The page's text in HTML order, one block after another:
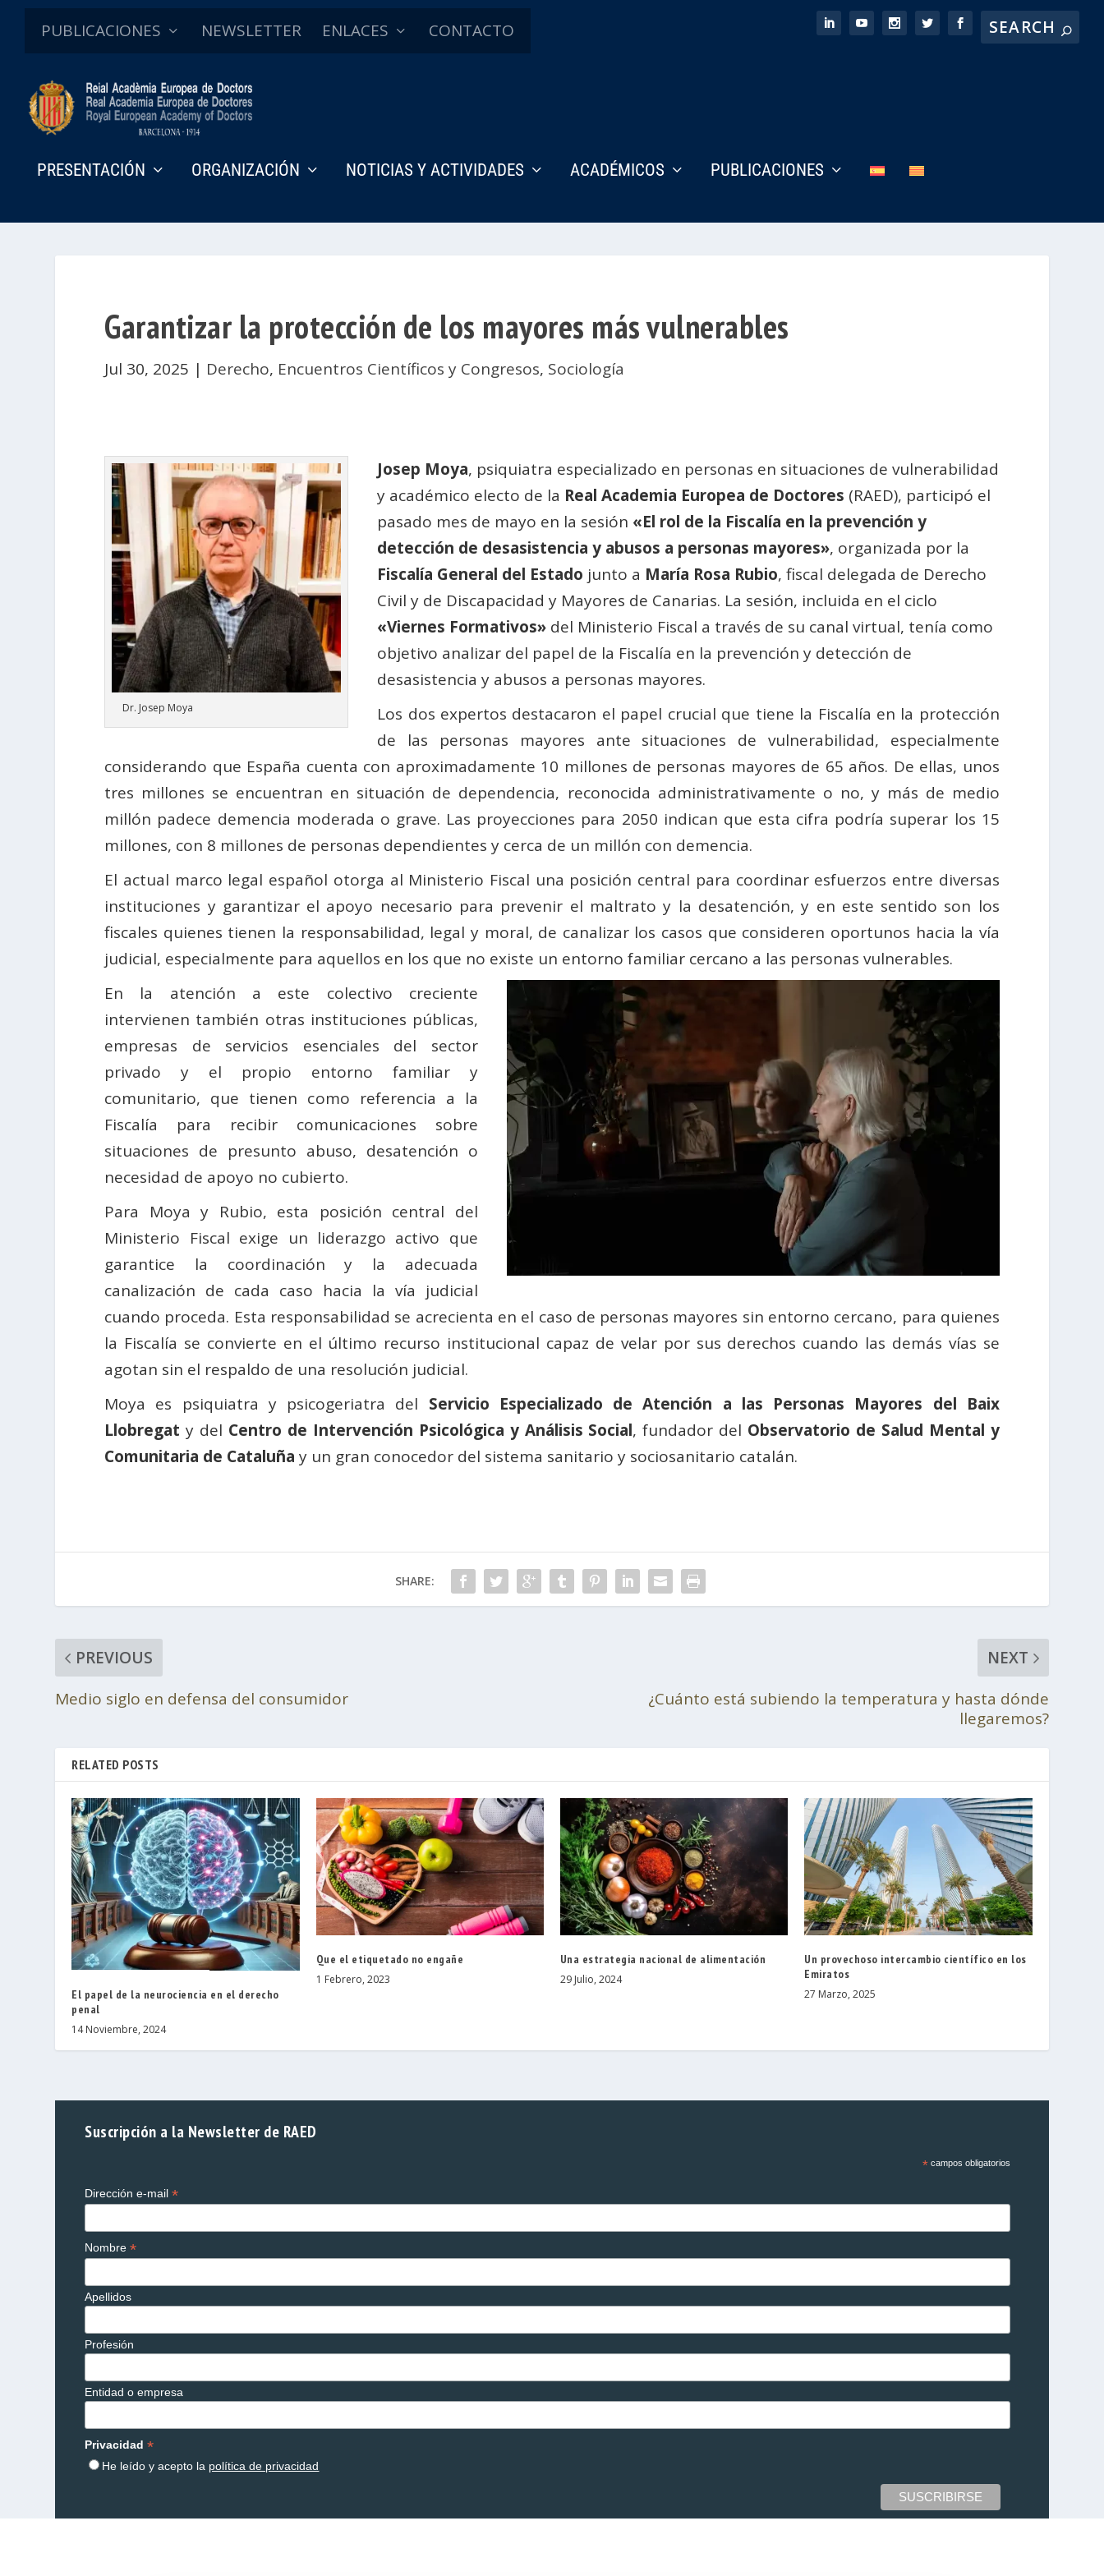
PUBLICACIONES NEWSLETTER ENLACES CONTACTO
PRESENTACIÓN ORGANIZACIÓN NOTICIAS Y ACTIVIDADES ACADÉMICOS PUBLICACIONES
Garantizar la protección de los mayores más vulnerables
Jul 30, 2025 | Derecho, Encuentros Científicos y Congresos, Sociología
Dr. Josep Moya
Josep Moya, psiquiatra especializado en personas en situaciones de vulnerabilidad
y académico electo de la Real Academia Europea de Doctores (RAED), participó el
pasado mes de mayo en la sesión «El rol de la Fiscalía en la prevención y
detección de desasistencia y abusos a personas mayores», organizada por la
Fiscalía General del Estado junto a María Rosa Rubio, fiscal delegada de Derecho
Civil y de Discapacidad y Mayores de Canarias. La sesión, incluida en el ciclo
«Viernes Formativos» del Ministerio Fiscal a través de su canal virtual, tenía como
objetivo analizar del papel de la Fiscalía en la prevención y detección de
desasistencia y abusos a personas mayores.
Los dos expertos destacaron el papel crucial que tiene la Fiscalía en la protección
de las personas mayores ante situaciones de vulnerabilidad, especialmente
considerando que España cuenta con aproximadamente 10 millones de personas mayores de 65 años. De ellas, unos
tres millones se encuentran en situación de dependencia, reconocida administrativamente o no, y más de medio
millón padece demencia moderada o grave. Las proyecciones para 2050 indican que esta cifra podría superar los 15
millones, con 8 millones de personas dependientes y cerca de un millón con demencia.
El actual marco legal español otorga al Ministerio Fiscal una posición central para coordinar esfuerzos entre diversas
instituciones y garantizar el apoyo necesario para prevenir el maltrato y la desatención, y en este sentido son los
fiscales quienes tienen la responsabilidad, legal y moral, de canalizar los casos que consideren oportunos hacia la vía
judicial, especialmente para aquellos en los que no existe un entorno familiar cercano a las personas vulnerables.
En la atención a este colectivo creciente
intervienen también otras instituciones públicas,
empresas de servicios esenciales del sector
privado y el propio entorno familiar y
comunitario, que tienen como referencia a la
Fiscalía para recibir comunicaciones sobre
situaciones de presunto abuso, desatención o
necesidad de apoyo no cubierto.
Para Moya y Rubio, esta posición central del
Ministerio Fiscal exige un liderazgo activo que
garantice la coordinación y la adecuada
canalización de cada caso hacia la vía judicial
cuando proceda. Esta responsabilidad se acrecienta en el caso de personas mayores sin entorno cercano, para quienes
la Fiscalía se convierte en el último recurso institucional capaz de velar por sus derechos cuando las demás vías se
agotan sin el respaldo de una resolución judicial.
Moya es psiquiatra y psicogeriatra del Servicio Especializado de Atención a las Personas Mayores del Baix
Llobregat y del Centro de Intervención Psicológica y Análisis Social, fundador del Observatorio de Salud Mental y
Comunitaria de Cataluña y un gran conocedor del sistema sanitario y sociosanitario catalán.
SHARE:
PREVIOUS
Medio siglo en defensa del consumidor
NEXT
¿Cuánto está subiendo la temperatura y hasta dónde
llegaremos?
RELATED POSTS
El papel de la neurociencia en el derecho
penal
14 Noviembre, 2024
Que el etiquetado no engañe
1 Febrero, 2023
Una estrategia nacional de alimentación
29 Julio, 2024
Un provechoso intercambio científico en los
Emiratos
27 Marzo, 2025
Suscripción a la Newsletter de RAED
*campos obligatorios
Dirección e-mail*
Nombre*
Apellidos
Profesión
Entidad o empresa
Privacidad*
He leído y acepto la política de privacidad